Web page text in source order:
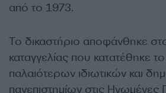
από το 1973.
Το δικαστήριο αποφάνθηκε
καταγγελίας που κατατέθηκε
παλαιότερων ιδιωτικών και
πανεπιστημίων στις Ηνωμένες